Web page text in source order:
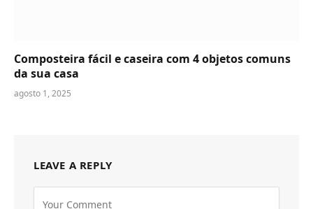
Composteira fácil e caseira com 4 objetos comuns
da sua casa
agosto 1, 2025
LEAVE A REPLY